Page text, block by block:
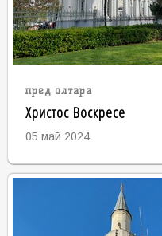
пред олтара
Христос Воскресе
05 май 2024